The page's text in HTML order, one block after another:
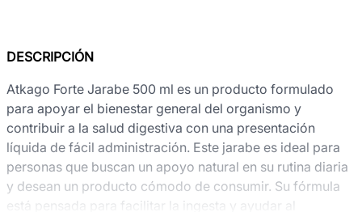
DESCRIPCIÓN
Atkago Forte Jarabe 500 ml es un producto formulado
para apoyar el bienestar general del organismo y
contribuir a la salud digestiva con una presentación
líquida de fácil administración. Este jarabe es ideal para
personas que buscan un apoyo natural en su rutina diaria
y desean un producto cómodo de consumir. Su fórmula
está pensada para facilitar la ingesta y ayudar al